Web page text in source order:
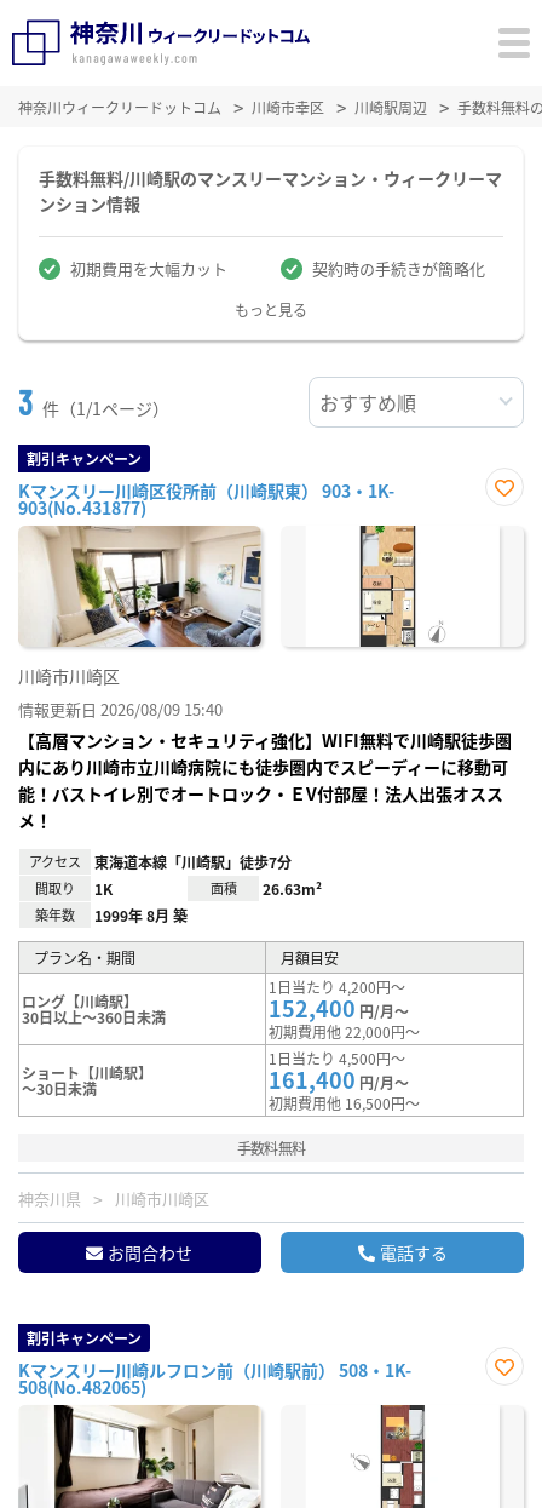
神奈川ウィークリードットコム 川崎市幸区 川崎駅周辺 手数料無料
手数料無料/川崎駅のマンスリーマンション・ウィークリーマ
ンション情報
初期費用を大幅カット 契約時の手続きが簡略化
もっと見る
3 件（1/1ページ）
割引キャンペーン
Kマンスリー川崎区役所前（川崎駅東） 903・1K-
903(No.431877)
に入
川崎市川崎区
情報更新日 2026/08/09 15:40
【高層マンション・セキュリティ強化】WIFI無料で川崎駅徒歩圏
内にあり川崎市立川崎病院にも徒歩圏内でスピーディーに移動可
能！バストイレ別でオートロック・ＥV付部屋！法人出張オスス
メ！
アクセス 東海道本線「川崎駅」徒歩7分
間取り 1K 面積 26.63m²
築年数 1999年 8月 築
プラン名・期間 月額目安
ロング【川崎駅】
30日以上～360日未満
1日当たり 4,200円～
152,400 円/月～
初期費用他 22,000円～
ショート【川崎駅】
～30日未満
1日当たり 4,500円～
161,400 円/月～
初期費用他 16,500円～
手数料無料
神奈川県 川崎市川崎区
お問合わせ 電話する
割引キャンペーン
Kマンスリー川崎ルフロン前（川崎駅前） 508・1K-
508(No.482065)
に入